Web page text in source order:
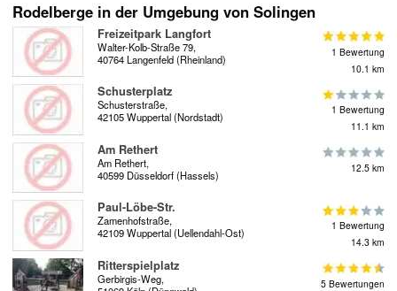
Rodelberge in der Umgebung von Solingen
Freizeitpark Langfort
Walter-Kolb-Straße 79,
40764 Langenfeld (Rheinland)
1 Bewertung
10.1 km
Schusterplatz
Schusterstraße,
42105 Wuppertal (Nordstadt)
1 Bewertung
11.1 km
Am Rethert
Am Rethert,
40599 Düsseldorf (Hassels)
12.5 km
Paul-Löbe-Str.
Zamenhofstraße,
42109 Wuppertal (Uellendahl-Ost)
1 Bewertung
14.3 km
Ritterspielplatz
Gerbirgis-Weg,
5 Bewertungen